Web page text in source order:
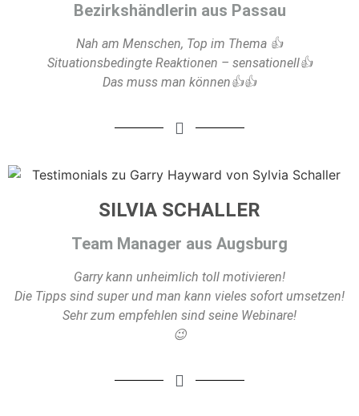
Bezirkshändlerin aus Passau
Nah am Menschen, Top im Thema 👍
Situationsbedingte Reaktionen – sensationell👍
Das muss man können👍👍
SILVIA SCHALLER
Team Manager aus Augsburg
Garry kann unheimlich toll motivieren!
Die Tipps sind super und man kann vieles sofort umsetzen!
Sehr zum empfehlen sind seine Webinare!
😉